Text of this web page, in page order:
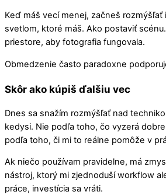
Keď máš vecí menej, začneš rozmýšľať
svetlom, ktoré máš. Ako postaviť
priestore, aby fotografia fungovala.
Obmedzenie často paradoxne
Skôr ako kúpiš ďalšiu vec
Dnes sa snažím rozmýšľať nad
kedysi. Nie podľa toho, čo vyzerá
podľa toho, či mi to reálne pomôže v
Ak niečo používam pravidelne, má
nástroj, ktorý mi zjednoduší workflow
práce, investícia sa vráti.